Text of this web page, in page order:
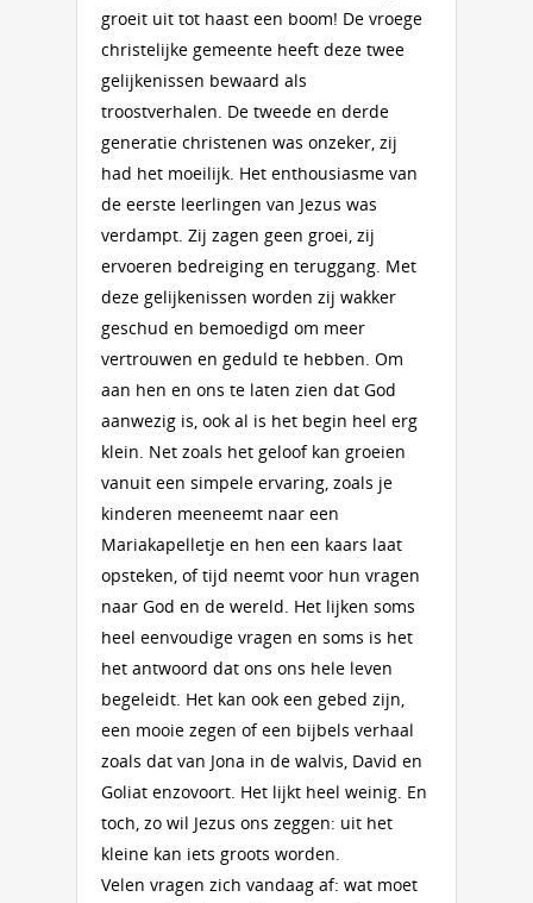
groeit uit tot haast een boom! De vroege
christelijke gemeente heeft deze twee
gelijkenissen bewaard als
troostverhalen. De tweede en derde
generatie christenen was onzeker, zij
had het moeilijk. Het enthousiasme van
de eerste leerlingen van Jezus was
verdampt. Zij zagen geen groei, zij
ervoeren bedreiging en teruggang. Met
deze gelijkenissen worden zij wakker
geschud en bemoedigd om meer
vertrouwen en geduld te hebben. Om
aan hen en ons te laten zien dat God
aanwezig is, ook al is het begin heel erg
klein. Net zoals het geloof kan groeien
vanuit een simpele ervaring, zoals je
kinderen meeneemt naar een
Mariakapelletje en hen een kaars laat
opsteken, of tijd neemt voor hun vragen
naar God en de wereld. Het lijken soms
heel eenvoudige vragen en soms is het
het antwoord dat ons ons hele leven
begeleidt. Het kan ook een gebed zijn,
een mooie zegen of een bijbels verhaal
zoals dat van Jona in de walvis, David en
Goliat enzovoort. Het lijkt heel weinig. En
toch, zo wil Jezus ons zeggen: uit het
kleine kan iets groots worden.
Velen vragen zich vandaag af: wat moet